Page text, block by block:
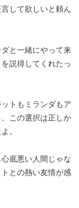
して欲しいと頼ん
と一緒にやって来
説得してくれたっ
トもミランダもア
この選択は正しか
。
底悪い人間じゃな
との熱い友情が感